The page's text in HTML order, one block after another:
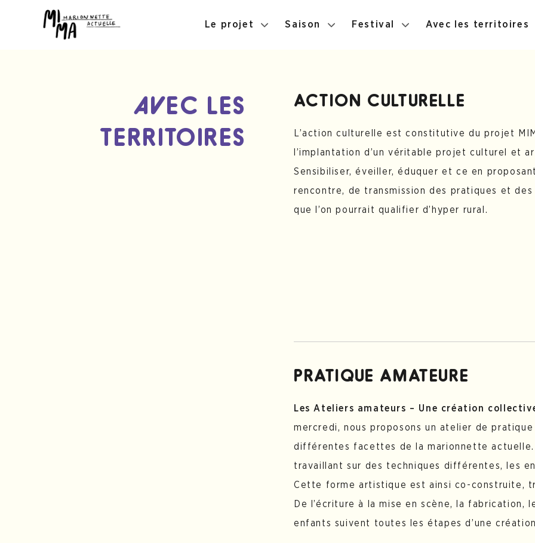
Le projet Saison Festival Avec les territoires
AVEC LES
TERRITOIRES
ACTION CULTURELLE
L’action culturelle est constitutive du projet
l’implantation d’un véritable projet culturel et
Sensibiliser, éveiller, éduquer et ce en
rencontre, de transmission des pratiques et
que l’on pourrait qualifier d’hyper rural.
PRATIQUE AMATEURE
Les Ateliers amateurs – Une création
mercredi, nous proposons un atelier de
différentes facettes de la marionnette
travaillant sur des techniques différentes, les
Cette forme artistique est ainsi co-construite,
De l’écriture à la mise en scène, la
enfants suivent toutes les étapes d’une